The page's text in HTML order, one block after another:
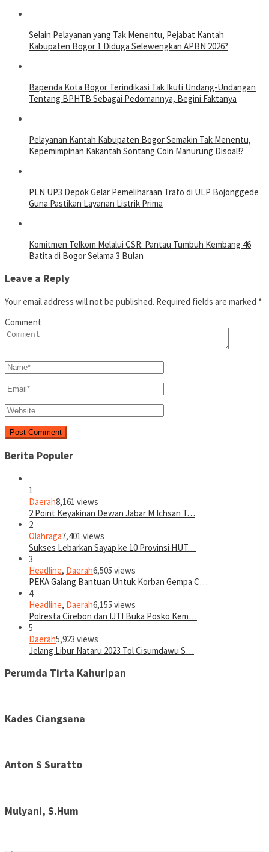
Selain Pelayanan yang Tak Menentu, Pejabat Kantah
Kabupaten Bogor 1 Diduga Selewengkan APBN 2026?
Bapenda Kota Bogor Terindikasi Tak Ikuti Undang-Undangan
Tentang BPHTB Sebagai Pedomannya, Begini Faktanya
Pelayanan Kantah Kabupaten Bogor Semakin Tak Menentu,
Kepemimpinan Kakantah Sontang Coin Manurung Disoal!?
PLN UP3 Depok Gelar Pemeliharaan Trafo di ULP Bojonggede
Guna Pastikan Layanan Listrik Prima
Komitmen Telkom Melalui CSR: Pantau Tumbuh Kembang 46
Batita di Bogor Selama 3 Bulan
Leave a Reply
Your email address will not be published. Required fields are marked *
Comment
Berita Populer
1
Daerah8,161 views
2 Point Keyakinan Dewan Jabar M Ichsan T…
2
Olahraga7,401 views
Sukses Lebarkan Sayap ke 10 Provinsi HUT…
3
Headline, Daerah6,505 views
PEKA Galang Bantuan Untuk Korban Gempa C…
4
Headline, Daerah6,155 views
Polresta Cirebon dan IJTI Buka Posko Kem…
5
Daerah5,923 views
Jelang Libur Nataru 2023 Tol Cisumdawu S…
Perumda Tirta Kahuripan
Kades Ciangsana
Anton S Suratto
Mulyani, S.Hum